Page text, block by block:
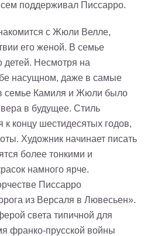
поддерживал Писсарро.
с Жюли Велле,
его женой. В семье
детей. Несмотря на
насущном, даже в самые
семье Камиля и Жюли было
в будущее. Стиль
концу шестидесятых годов,
Художник начинает писать
более тонкими и
намного ярче.
Писсарро
из Версаля в Лювесьен».
света типичной для
франко-прусской войны